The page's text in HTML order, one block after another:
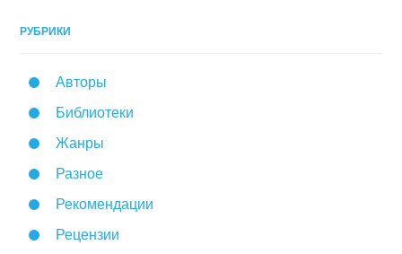
РУБРИКИ
Авторы
Библиотеки
Жанры
Разное
Рекомендации
Рецензии